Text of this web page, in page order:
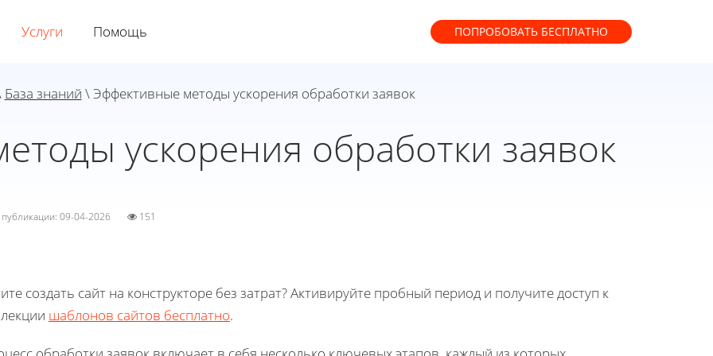
Услуги Помощь ПОПРОБОВАТЬ БЕСПЛАТНО
База знаний \ Эффективные методы ускорения обработки заявок
ускорения обработки заявок
публикации: 09-04-2026 151
создать сайт на конструкторе без затрат? Активируйте пробный период и получите доступ к
шаблонов сайтов бесплатно.